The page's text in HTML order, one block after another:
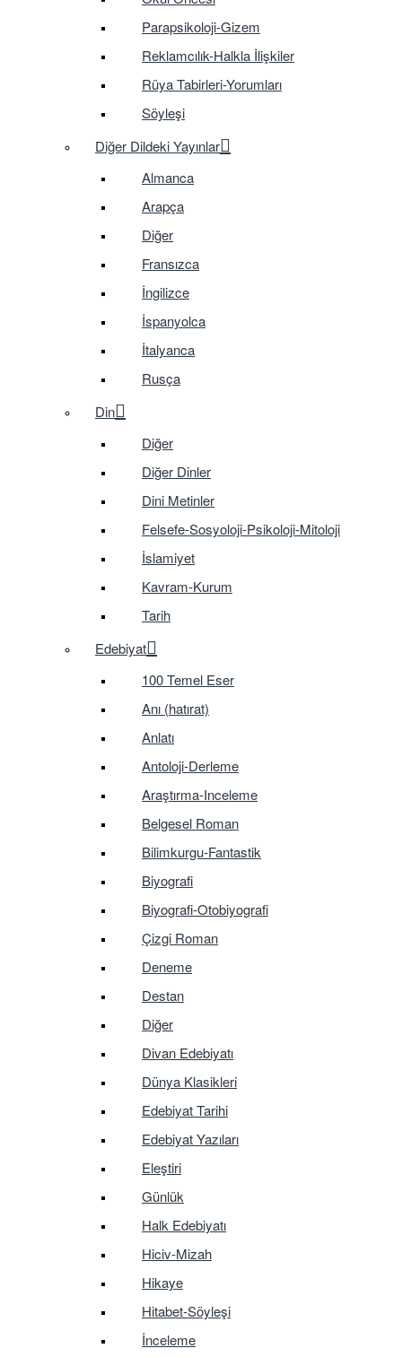
Parapsikoloji-Gizem
Reklamcılık-Halkla İlişkiler
Rüya Tabirleri-Yorumları
Söyleşi
Diğer Dildeki Yayınlar
Almanca
Arapça
Diğer
Fransızca
İngilizce
İspanyolca
İtalyanca
Rusça
Din
Diğer
Diğer Dinler
Dini Metinler
Felsefe-Sosyoloji-Psikoloji-Mitoloji
İslamiyet
Kavram-Kurum
Tarih
Edebiyat
100 Temel Eser
Anı (hatırat)
Anlatı
Antoloji-Derleme
Araştırma-Inceleme
Belgesel Roman
Bilimkurgu-Fantastik
Biyografi
Biyografi-Otobiyografi
Çizgi Roman
Deneme
Destan
Diğer
Divan Edebiyatı
Dünya Klasikleri
Edebiyat Tarihi
Edebiyat Yazıları
Eleştiri
Günlük
Halk Edebiyatı
Hiciv-Mizah
Hikaye
Hitabet-Söyleşi
İnceleme